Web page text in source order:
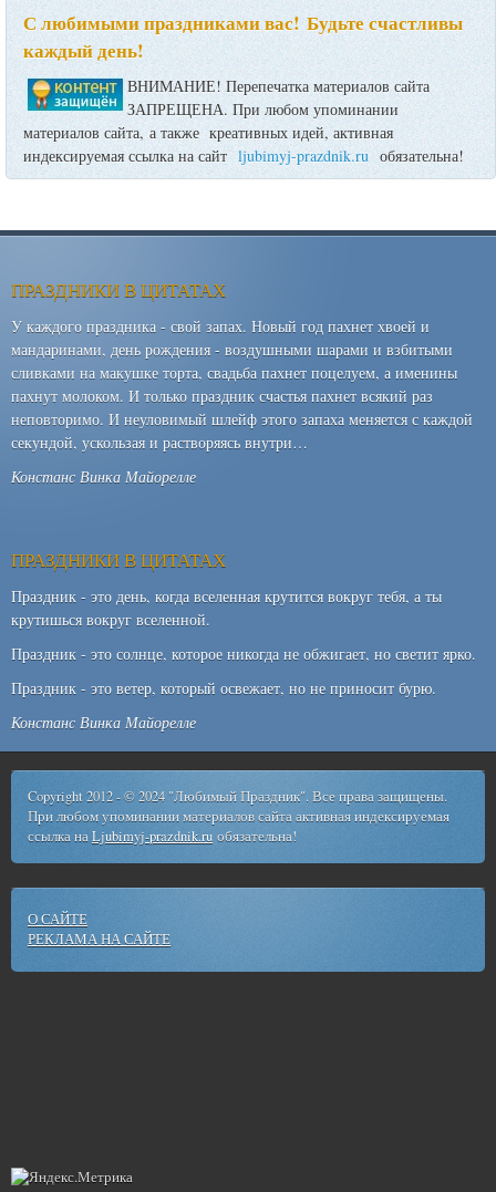
С любимыми праздниками вас! Будьте счастливы
каждый день!
ВНИМАНИЕ! Перепечатка материалов сайта
ЗАПРЕЩЕНА. При любом упоминании
материалов сайта, а также креативных идей, активная
индексируемая ссылка на сайт ljubimyj-prazdnik.ru обязательна!
ПРАЗДНИКИ В ЦИТАТАХ
У каждого праздника - свой запах. Новый год пахнет хвоей и
мандаринами, день рождения - воздушными шарами и взбитыми
сливками на макушке торта, свадьба пахнет поцелуем, а именины
пахнут молоком. И только праздник счастья пахнет всякий раз
неповторимо. И неуловимый шлейф этого запаха меняется с каждой
секундой, ускользая и растворяясь внутри…
Констанс Винка Майорелле
ПРАЗДНИКИ В ЦИТАТАХ
Праздник - это день, когда вселенная крутится вокруг тебя, а ты
крутишься вокруг вселенной.
Праздник - это солнце, которое никогда не обжигает, но светит ярко.
Праздник - это ветер, который освежает, но не приносит бурю.
Констанс Винка Майорелле
Copyright 2012 - © 2024 "Любимый Праздник". Все права защищены.
При любом упоминании материалов сайта активная индексируемая
ссылка наLjubimyj-prazdnik.ru обязательна!
О САЙТЕ
РЕКЛАМА НА САЙТЕ